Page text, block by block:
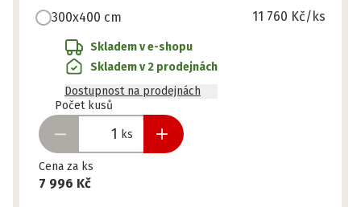
300x400 cm 11 760 Kč/ks
Skladem v e-shopu
Skladem v 2 prodejnách
Dostupnost na prodejnách
Počet kusů
ks
Připraveno
Cena za ks
7 996 Kč